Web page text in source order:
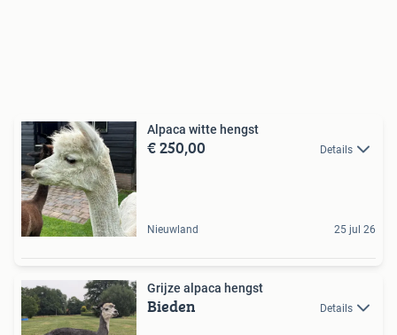
Alpaca witte hengst
€ 250,00 Details
Nieuwland 25 jul 26
Grijze alpaca hengst
Bieden Details